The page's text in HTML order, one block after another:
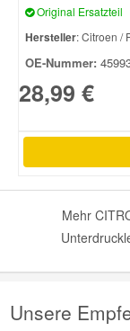
Original Ersatzteil
Hersteller: Citroen /
OE-Nummer:
28,99 €
Mehr
Unsere